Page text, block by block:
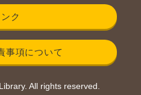
ンク
事項について
All rights reserved.